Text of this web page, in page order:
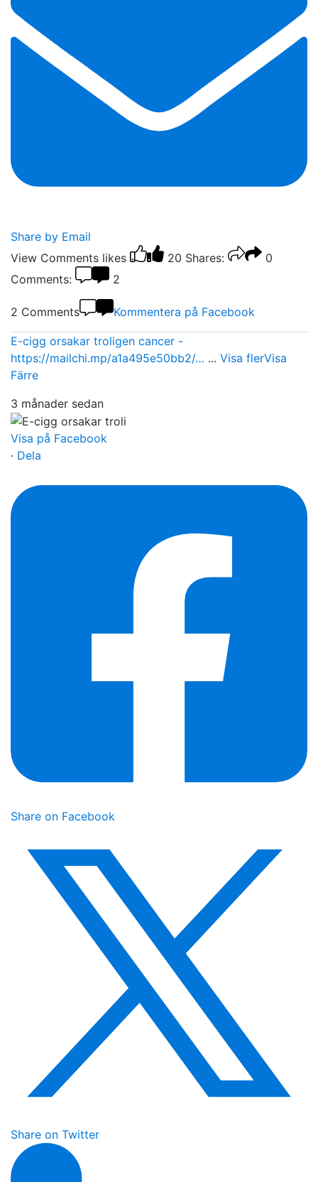
Share by Email
View Comments likes 20 Shares:
0
Comments:
2
2 Comments Kommentera på Facebook
E-cigg orsakar troligen cancer -
https://mailchi.mp/a1a495e50bb2/… ... Visa flerVisa
Färre
3 månader sedan
Visa på Facebook
· Dela
Share on Facebook
Share on Twitter